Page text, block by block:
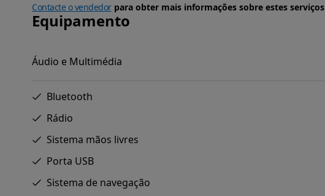
Contacte o vendedorpara obter mais informações sobre estes serviços
Equipamento
Áudio e Multimédia
Bluetooth
Rádio
Sistema mãos livres
Porta USB
Sistema de navegação